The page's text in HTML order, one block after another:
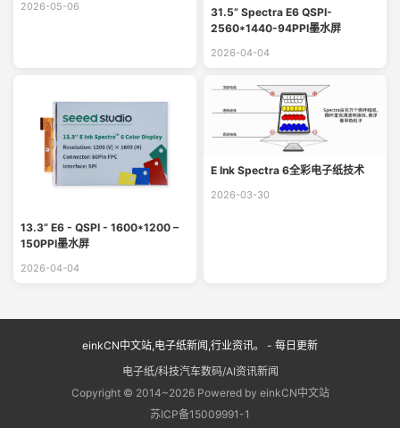
2026-05-06
31.5” Spectra E6 QSPI-
2560*1440-94PPI墨水屏
2026-04-04
13.3” E6 - QSPI - 1600*1200 –
150PPI墨水屏
2026-04-04
E Ink Spectra 6全彩电子纸技术
2026-03-30
einkCN中文站,电子纸新闻,行业资讯。 - 每日更新
电子纸/科技汽车数码/AI资讯新闻
Copyright © 2014~2026 Powered by einkCN中文站
苏ICP备15009991-1